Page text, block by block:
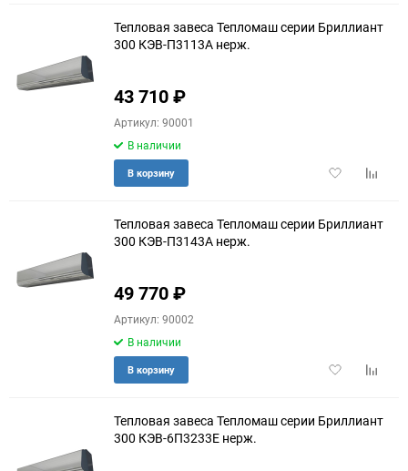
Тепловая завеса Тепломаш серии Бриллиант
300 КЭВ-П3113A нерж.
43 710₽
Артикул: 90001
В наличии
Добавить
В корзину
Тепловая завеса Тепломаш серии Бриллиант
300 КЭВ-П3143A нерж.
49 770₽
Артикул: 90002
В наличии
Добавить
В корзину
Тепловая завеса Тепломаш серии Бриллиант
300 КЭВ-6П3233E нерж.